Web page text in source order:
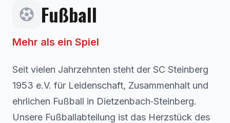
Fußball
Mehr als ein Spiel
Seit vielen Jahrzehnten steht der SC Steinberg
1953 e.V. für Leidenschaft, Zusammenhalt und
ehrlichen Fußball in Dietzenbach‑Steinberg.
Unsere Fußballabteilung ist das Herzstück des